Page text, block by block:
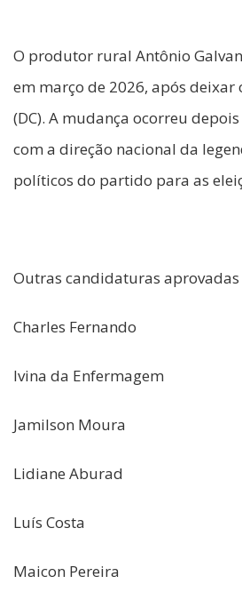
O produtor rural Antônio
em março de 2026, após deixar
(DC). A mudança ocorreu
com a direção nacional da
políticos do partido para as
Outras candidaturas aprovadas
Charles Fernando
Ivina da Enfermagem
Jamilson Moura
Lidiane Aburad
Luís Costa
Maicon Pereira